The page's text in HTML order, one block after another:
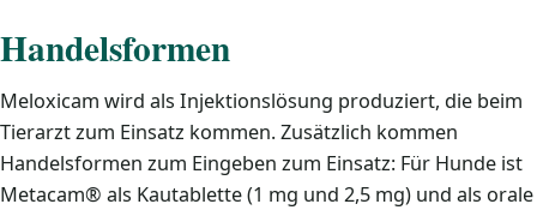
Handelsformen
Meloxicam wird als Injektionslösung produziert, die beim
Tierarzt zum Einsatz kommen. Zusätzlich kommen
Handelsformen zum Eingeben zum Einsatz: Für Hunde ist
Metacam® als Kautablette (1 mg und 2,5 mg) und als orale